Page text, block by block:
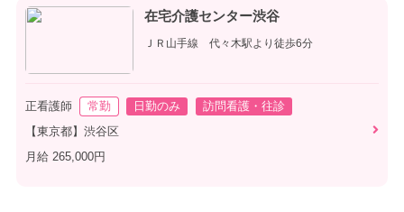
在宅介護センター渋谷
ＪＲ山手線 代々木駅より徒歩6分
正看護師 常勤 日勤のみ
訪問看護・往診
【東京都】渋谷区
月給 265,000円